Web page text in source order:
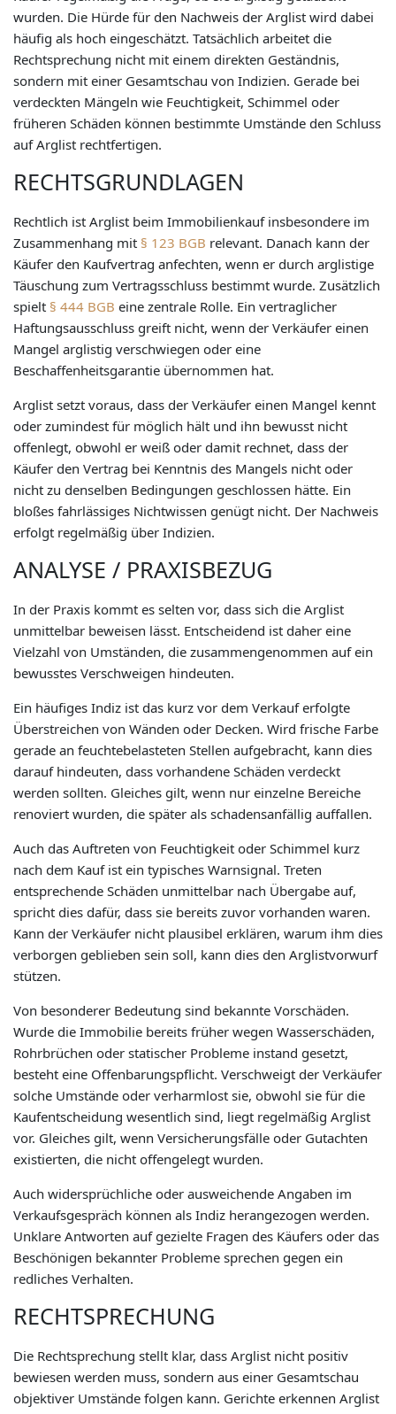
wurden. Die Hürde für den Nachweis der Arglist wird dabei
häufig als hoch eingeschätzt. Tatsächlich arbeitet die
Rechtsprechung nicht mit einem direkten Geständnis,
sondern mit einer Gesamtschau von Indizien. Gerade bei
verdeckten Mängeln wie Feuchtigkeit, Schimmel oder
früheren Schäden können bestimmte Umstände den Schluss
auf Arglist rechtfertigen.
RECHTSGRUNDLAGEN
Rechtlich ist Arglist beim Immobilienkauf insbesondere im
Zusammenhang mit § 123 BGB relevant. Danach kann der
Käufer den Kaufvertrag anfechten, wenn er durch arglistige
Täuschung zum Vertragsschluss bestimmt wurde. Zusätzlich
spielt § 444 BGB eine zentrale Rolle. Ein vertraglicher
Haftungsausschluss greift nicht, wenn der Verkäufer einen
Mangel arglistig verschwiegen oder eine
Beschaffenheitsgarantie übernommen hat.
Arglist setzt voraus, dass der Verkäufer einen Mangel kennt
oder zumindest für möglich hält und ihn bewusst nicht
offenlegt, obwohl er weiß oder damit rechnet, dass der
Käufer den Vertrag bei Kenntnis des Mangels nicht oder
nicht zu denselben Bedingungen geschlossen hätte. Ein
bloßes fahrlässiges Nichtwissen genügt nicht. Der Nachweis
erfolgt regelmäßig über Indizien.
ANALYSE / PRAXISBEZUG
In der Praxis kommt es selten vor, dass sich die Arglist
unmittelbar beweisen lässt. Entscheidend ist daher eine
Vielzahl von Umständen, die zusammengenommen auf ein
bewusstes Verschweigen hindeuten.
Ein häufiges Indiz ist das kurz vor dem Verkauf erfolgte
Überstreichen von Wänden oder Decken. Wird frische Farbe
gerade an feuchtebelasteten Stellen aufgebracht, kann dies
darauf hindeuten, dass vorhandene Schäden verdeckt
werden sollten. Gleiches gilt, wenn nur einzelne Bereiche
renoviert wurden, die später als schadensanfällig auffallen.
Auch das Auftreten von Feuchtigkeit oder Schimmel kurz
nach dem Kauf ist ein typisches Warnsignal. Treten
entsprechende Schäden unmittelbar nach Übergabe auf,
spricht dies dafür, dass sie bereits zuvor vorhanden waren.
Kann der Verkäufer nicht plausibel erklären, warum ihm dies
verborgen geblieben sein soll, kann dies den Arglistvorwurf
stützen.
Von besonderer Bedeutung sind bekannte Vorschäden.
Wurde die Immobilie bereits früher wegen Wasserschäden,
Rohrbrüchen oder statischer Probleme instand gesetzt,
besteht eine Offenbarungspflicht. Verschweigt der Verkäufer
solche Umstände oder verharmlost sie, obwohl sie für die
Kaufentscheidung wesentlich sind, liegt regelmäßig Arglist
vor. Gleiches gilt, wenn Versicherungsfälle oder Gutachten
existierten, die nicht offengelegt wurden.
Auch widersprüchliche oder ausweichende Angaben im
Verkaufsgespräch können als Indiz herangezogen werden.
Unklare Antworten auf gezielte Fragen des Käufers oder das
Beschönigen bekannter Probleme sprechen gegen ein
redliches Verhalten.
RECHTSPRECHUNG
Die Rechtsprechung stellt klar, dass Arglist nicht positiv
bewiesen werden muss, sondern aus einer Gesamtschau
objektiver Umstände folgen kann. Gerichte erkennen Arglist